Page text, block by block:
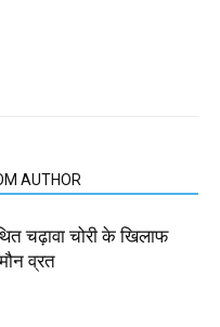
AUTHOR
चढ़ावा चोरी के खिलाफ
व्रत